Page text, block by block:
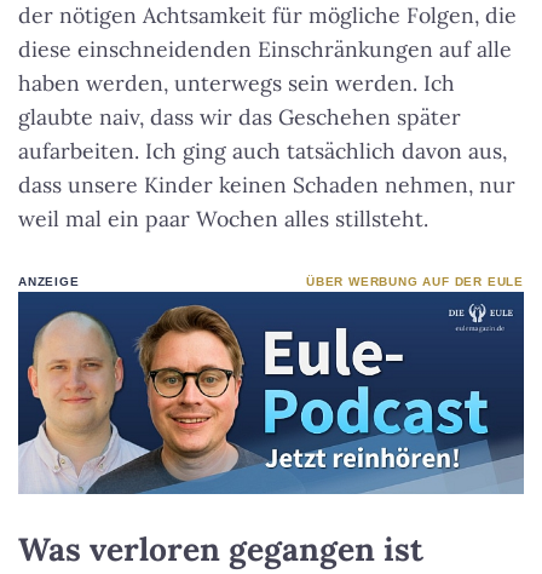
der nötigen Achtsamkeit für mögliche Folgen, die
diese einschneidenden Einschränkungen auf alle
haben werden, unterwegs sein werden. Ich
glaubte naiv, dass wir das Geschehen später
aufarbeiten. Ich ging auch tatsächlich davon aus,
dass unsere Kinder keinen Schaden nehmen, nur
weil mal ein paar Wochen alles stillsteht.
ANZEIGE ÜBER WERBUNG AUF DER EULE
Was verloren gegangen ist